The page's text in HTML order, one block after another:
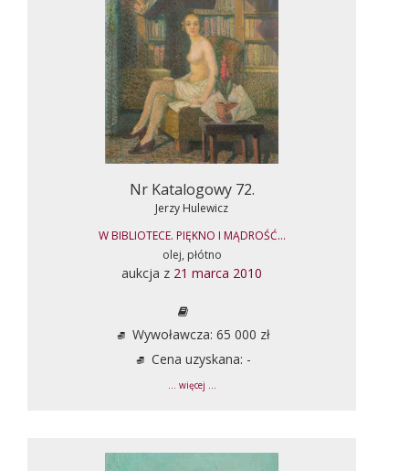
Nr Katalogowy 72.
Jerzy Hulewicz
W BIBLIOTECE. PIĘKNO I MĄDROŚĆ...
olej, płótno
aukcja z 21 marca 2010
Wywoławcza: 65 000 zł
Cena uzyskana: -
... więcej ...